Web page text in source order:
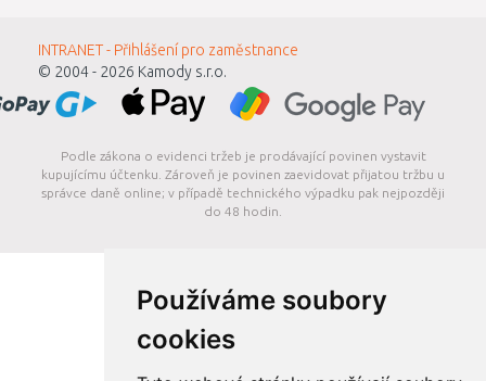
Používáme soubory
cookies
INTRANET - Přihlášení pro zaměstnance
© 2004 - 2026 Kamody s.r.o.
Podle zákona o evidenci tržeb je prodávající povinen vystavit
kupujícímu účtenku. Zároveň je povinen zaevidovat přijatou tržbu u
správce daně online; v případě technického výpadku pak nejpozději
do 48 hodin.